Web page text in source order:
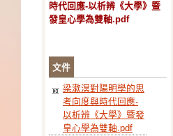
時代回應-以析辨《大學》暨
發皇心學為雙軸.pdf
文件
梁漱溟對陽明學的思
考向度與時代回應-
以析辨《大學》暨發
皇心學為雙軸.pdf